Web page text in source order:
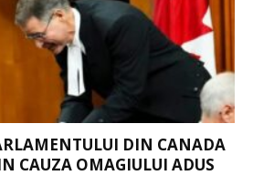
DIN CANADA
CAUZA OMAGIULUI ADUS